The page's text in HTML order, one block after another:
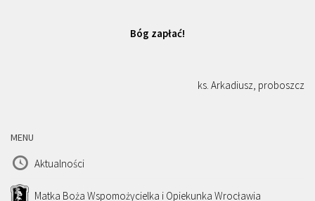
Bóg zapłać!
ks. Arkadiusz, proboszcz
MENU
Aktualności
Matka Boża Wspomożycielka i Opiekunka Wrocławia